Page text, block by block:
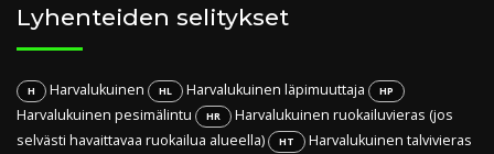
Lyhenteiden selitykset
H Harvalukuinen HL Harvalukuinen läpimuuttaja HP
Harvalukuinen pesimälintu HR
Harvalukuinen ruokailuvieras (jos
selvästi havaittavaa ruokailua alueella)
HT Harvalukuinen talvivieras